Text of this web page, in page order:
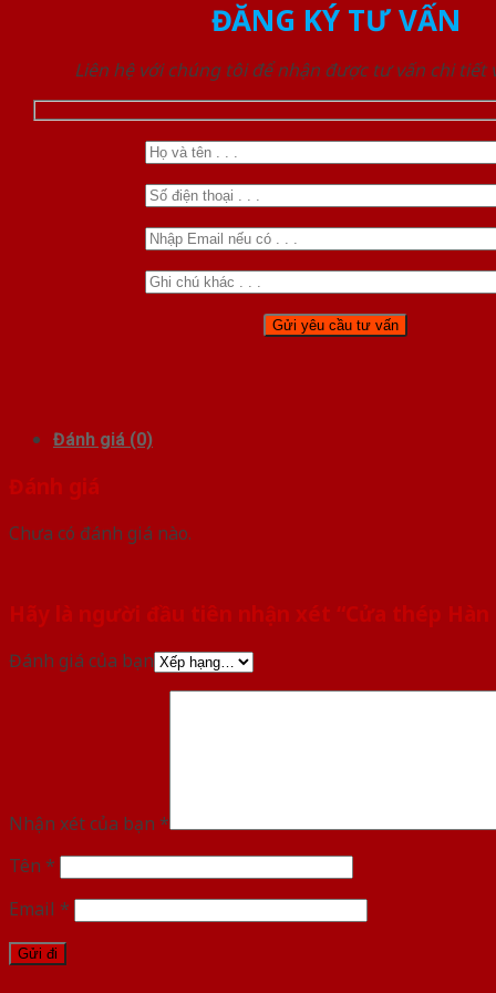
ĐĂNG KÝ TƯ VẤN
Liên hệ với chúng tôi để nhận được tư vấn chi tiết
Đánh giá (0)
Đánh giá
Chưa có đánh giá nào.
Hãy là người đầu tiên nhận xét “Cửa thép Hàn
Đánh giá của bạn
Nhận xét của bạn *
Tên *
Email *